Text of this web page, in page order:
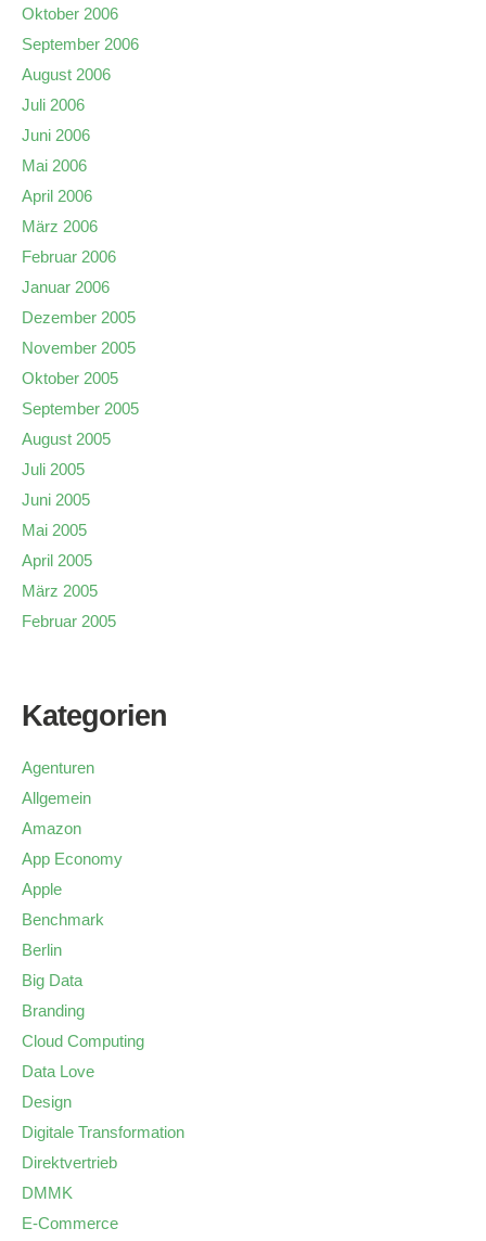
Oktober 2006
September 2006
August 2006
Juli 2006
Juni 2006
Mai 2006
April 2006
März 2006
Februar 2006
Januar 2006
Dezember 2005
November 2005
Oktober 2005
September 2005
August 2005
Juli 2005
Juni 2005
Mai 2005
April 2005
März 2005
Februar 2005
Kategorien
Agenturen
Allgemein
Amazon
App Economy
Apple
Benchmark
Berlin
Big Data
Branding
Cloud Computing
Data Love
Design
Digitale Transformation
Direktvertrieb
DMMK
E-Commerce